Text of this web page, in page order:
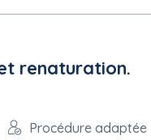
renaturation.
Procédure adaptée